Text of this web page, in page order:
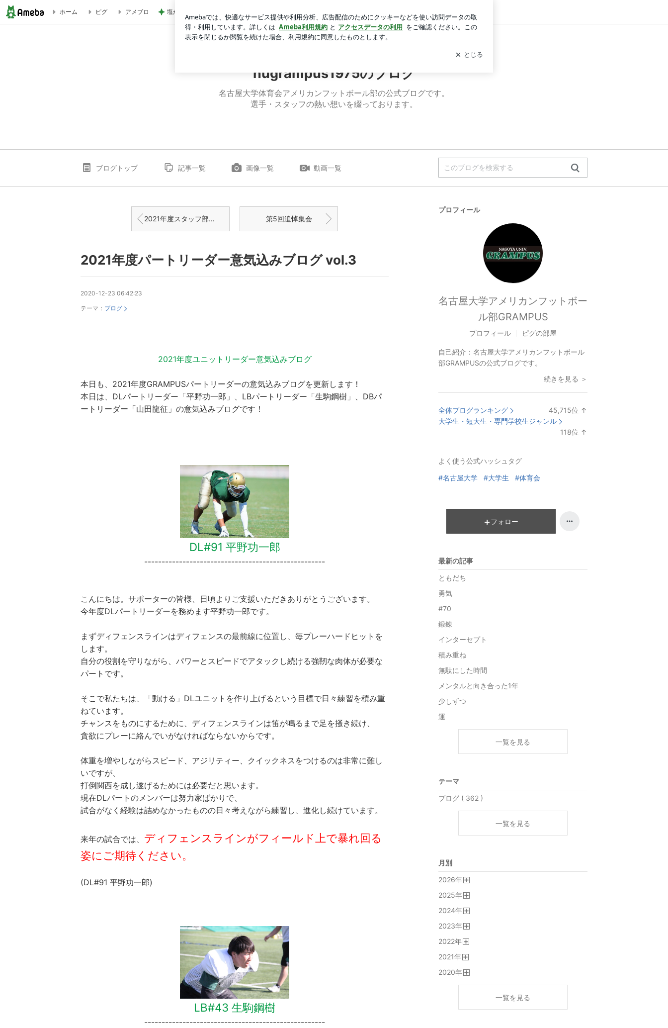
2021年度パートリーダー意気込みブログ vol.3 | nugrampus1975のブログ
ホーム ピグ アメブロ 塩が少なくて美味しい玄米おにぎり ログイン
nugrampus1975のブログ
名古屋大学体育会アメリカンフットボール部の公式ブログです。
選手・スタッフの熱い想いを綴っております。
ブログトップ 記事一覧 画像一覧 動画一覧
2021年度スタッフ部門リーダー意気込み 第5回追悼集会
2021年度パートリーダー意気込みブログ vol.3
2020-12-23 06:42:23
テーマ： ブログ
2021年度ユニットリーダー意気込みブログ
本日も、2021年度GRAMPUSパートリーダーの意気込みブログを更新します！
本日は、DLパートリーダー「平野功一郎」、LBパートリーダー「生駒鋼樹」、DBパ
ートリーダー「山田龍征」の意気込みブログです！
DL#91 平野功一郎
----------------------------------------------------
こんにちは。サポーターの皆様、日頃よりご支援いただきありがとうございます。
今年度DLパートリーダーを務めます平野功一郎です。
まずディフェンスラインはディフェンスの最前線に位置し、毎プレーハードヒットを
します。
自分の役割を守りながら、パワーとスピードでアタックし続ける強靭な肉体が必要な
パートです。
そこで私たちは、「動ける」DLユニットを作り上げるという目標で日々練習を積み重
ねています。
チャンスをものにするために、ディフェンスラインは笛が鳴るまで足を掻き続け、
貪欲にプレーに絡んでいがなければならないからです。
体重を増やしながらスピード、アジリティー、クイックネスをつけるのは非常に難し
いですが、
打倒関西を成し遂げるためには必要だと思います。
現在DLパートのメンバーは努力家ばかりで、
試合がなく経験は詰めなかったものの日々考えながら練習し、進化し続けています。
来年の試合では、 ディフェンスラインがフィールド上で暴れ回る
姿にご期待ください。
(DL#91 平野功一郎)
LB#43 生駒鋼樹
----------------------------------------------------
プロフィール
名古屋大学アメリカンフットボー
ル部GRAMPUS
プロフィール ピグの部屋
自己紹介： 名古屋大学アメリカンフットボール
部GRAMPUSの公式ブログです。
続きを見る ＞
全体ブログランキング 45,715位 ↑
大学生・短大生・専門学校生ジャンル
118位 ↑
よく使う公式ハッシュタグ
#名古屋大学 #大学生 #体育会
フォロー
最新の記事
ともだち
勇気
#70
鍛錬
インターセプト
積み重ね
無駄にした時間
メンタルと向き合った1年
少しずつ
運
一覧を見る
テーマ
ブログ ( 362 )
一覧を見る
月別
2026年
2025年
2024年
2023年
2022年
2021年
2020年
一覧を見る